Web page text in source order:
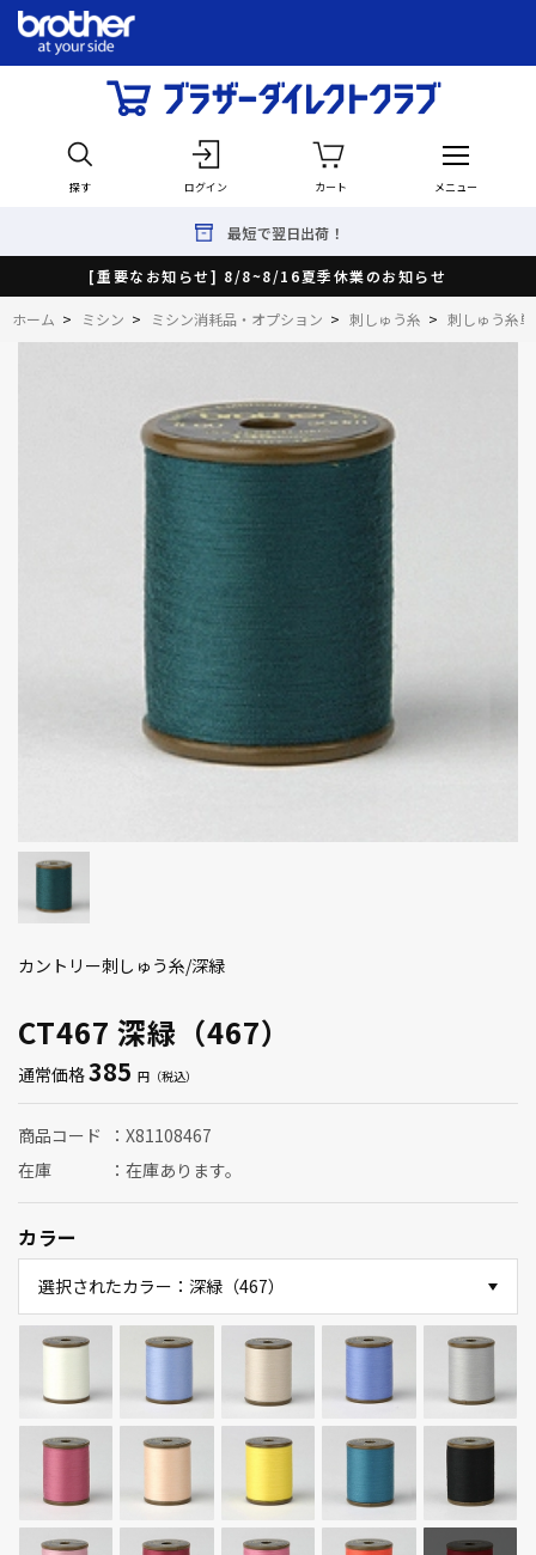
探す ログイン カート メニュー
最短で翌日出荷！
[重要なお知らせ] 8/8~8/16夏季休業のお知らせ
ホーム > ミシン > ミシン消耗品・オプション > 刺しゅう糸 > 刺しゅう糸
CT467 深緑（467）
カントリー刺しゅう糸/深緑
通常価格385
商品コード
X81108467
在庫
在庫あります。
カラー
選択されたカラー：深緑（467）